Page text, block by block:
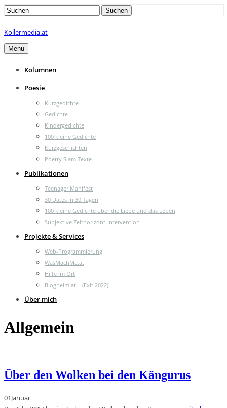
Search
Suchen
Kollermedia.at
Menu
Kolumnen
Poesie
Kurzgedichte
Gedichte
Kindergedichte
100 kleine Gedichte
Kurzgeschichten
Poetry Slam Texte
Publikationen
Teenager Manifest
30 Dates in 30 Tagen
100 kleine Gedichte über die Liebe und das Leben
Subjektive Zeithorizont-Intervention
Projekte & Services
Web-Programmierung
WasMachMa.at
Hilfe im Ort
Blogheim.at – (Exit 2022)
Über mich
Allgemein
Über den Wolken bei den Kängurus
01Januar